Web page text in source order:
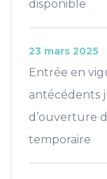
disponible
Entrée en
antécédents
d’ouverture
temporaire
23 mars 2025